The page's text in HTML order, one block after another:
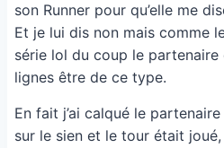
son Runner pour qu’elle me
Et je lui dis non mais comme
série lol du coup le
lignes être de ce type.
En fait j’ai calqué le
sur le sien et le tour était